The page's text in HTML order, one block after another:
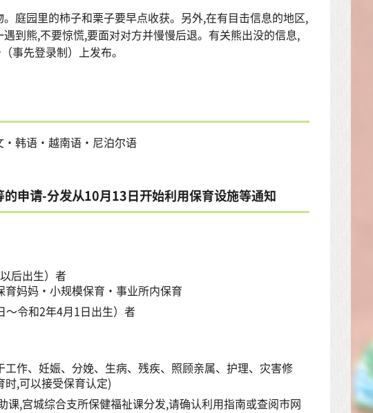
庭园里的柿子和栗子要早点收获。另外,在有目击信息的地区,
到熊,不要惊慌,要面对对方并慢慢后退。有关熊出没的信息,
事先登录制）上发布。
韩语・越南语・尼泊尔语
申请-分发从10月13日开始利用保育设施等通知
后出生）者
妈妈・小规模保育・事业所内保育
～令和2年4月1日出生）者
作、妊娠、分娩、生病、残疾、照顾亲属、护理、灾害修
,可以接受保育认定)
,宫城综合支所保健福祉课分发,请确认利用指南或查阅市网